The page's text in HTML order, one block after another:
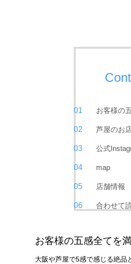
お客様の
芦屋のお
公式
map
店舗情報
合わせて
お客様の五感全てを
大阪や芦屋で5感で感じる絶